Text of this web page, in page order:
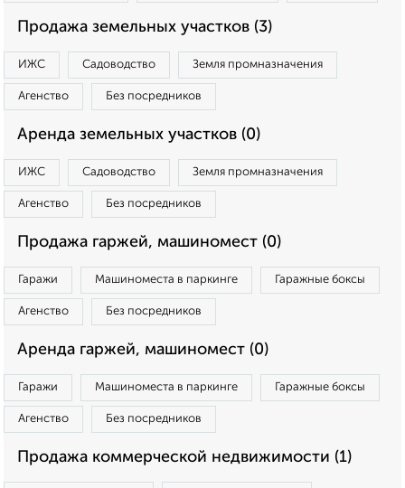
Продажа земельных участков (3)
ИЖС Садоводство Земля промназначения
Агенство Без посредников
Аренда земельных участков (0)
ИЖС Садоводство Земля промназначения
Агенство Без посредников
Продажа гаржей, машиномест (0)
Гаражи Машиноместа в паркинге Гаражные боксы
Агенство Без посредников
Аренда гаржей, машиномест (0)
Гаражи Машиноместа в паркинге Гаражные боксы
Агенство Без посредников
Продажа коммерческой недвижимости (1)